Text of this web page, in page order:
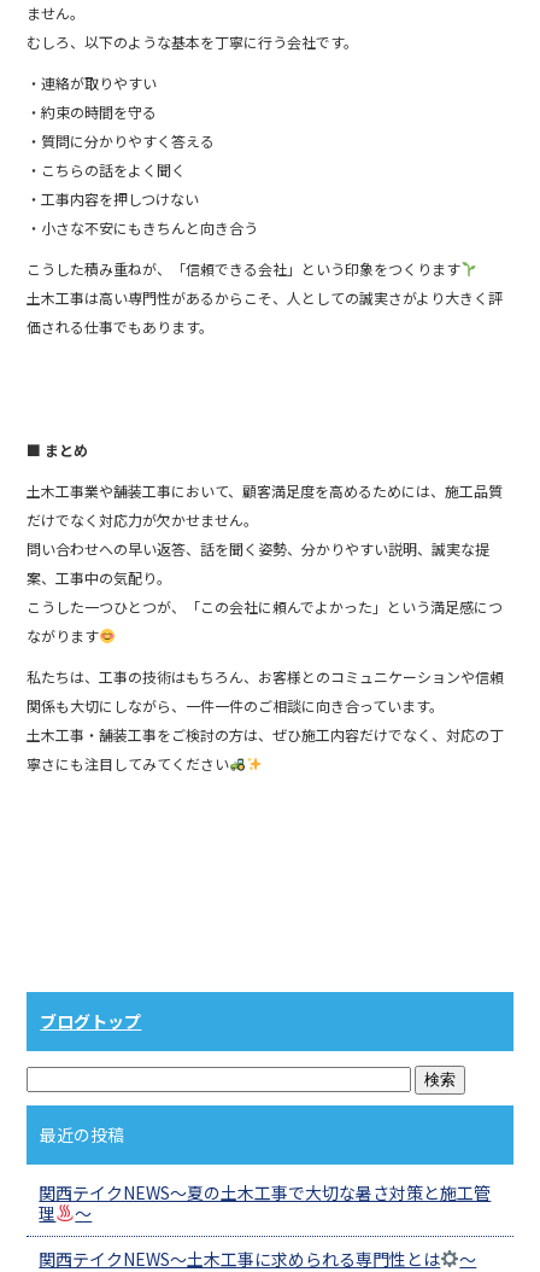
ません。
むしろ、以下のような基本を丁寧に行う会社です。
・連絡が取りやすい
・約束の時間を守る
・質問に分かりやすく答える
・こちらの話をよく聞く
・工事内容を押しつけない
・小さな不安にもきちんと向き合う
こうした積み重ねが、「信頼できる会社」という印象をつくります
土木工事は高い専門性があるからこそ、人としての誠実さがより大きく評
価される仕事でもあります。
■ まとめ
土木工事業や舗装工事において、顧客満足度を高めるためには、施工品質
だけでなく対応力が欠かせません。
問い合わせへの早い返答、話を聞く姿勢、分かりやすい説明、誠実な提
案、工事中の気配り。
こうした一つひとつが、「この会社に頼んでよかった」という満足感につ
ながります
私たちは、工事の技術はもちろん、お客様とのコミュニケーションや信頼
関係も大切にしながら、一件一件のご相談に向き合っています。
土木工事・舗装工事をご検討の方は、ぜひ施工内容だけでなく、対応の丁
寧さにも注目してみてください
ブログトップ
最近の投稿
関西テイクNEWS～夏の土木工事で大切な暑さ対策と施工管
理
～
関西テイクNEWS～土木工事に求められる専門性とは
～